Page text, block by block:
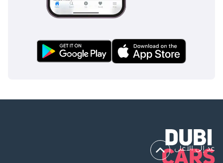
عد إلى الأعلى